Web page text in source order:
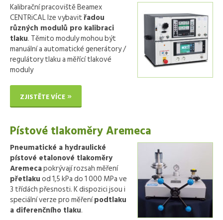
Kalibrační pracoviště Beamex
CENTRiCAL lze vybavitřadou
různých modulů pro kalibraci
tlaku. Těmito moduly mohou být
manuální a automatické generátory /
regulátory tlaku a měřící tlakové
moduly
ZJISTĚTE VÍCE
Pístové tlakoměry Aremeca
Pneumatické a hydraulické
pístové etalonové tlakoměry
Aremecapokrývají rozsah měření
přetlakuod 1,5 kPa do 1 000 MPa ve
3 třídách přesnosti. K dispozici jsou i
speciální verze pro měřenípodtlaku
a diferenčního tlaku.